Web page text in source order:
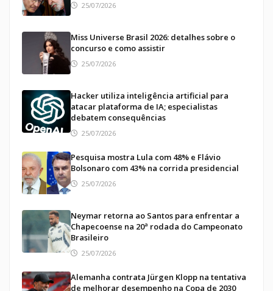
25/07/2026
Miss Universe Brasil 2026: detalhes sobre o
concurso e como assistir
25/07/2026
Hacker utiliza inteligência artificial para
atacar plataforma de IA; especialistas
debatem consequências
25/07/2026
Pesquisa mostra Lula com 48% e Flávio
Bolsonaro com 43% na corrida presidencial
25/07/2026
Neymar retorna ao Santos para enfrentar a
Chapecoense na 20ª rodada do Campeonato
Brasileiro
25/07/2026
Alemanha contrata Jürgen Klopp na tentativa
de melhorar desempenho na Copa de 2030